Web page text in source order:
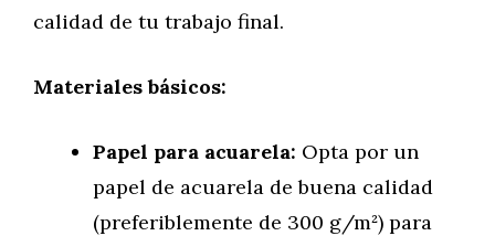
calidad de tu trabajo final.
Materiales básicos:
Papel para acuarela: Opta por un
papel de acuarela de buena calidad
(preferiblemente de 300 g/m²) para